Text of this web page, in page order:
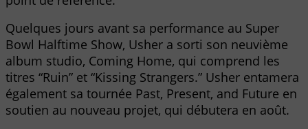
Quelques jours avant sa performance au Super
Bowl Halftime Show, Usher a sorti son neuvième
album studio, Coming Home, qui comprend les
titres “Ruin” et “Kissing Strangers.” Usher entamera
également sa tournée Past, Present, and Future en
soutien au nouveau projet, qui débutera en août.